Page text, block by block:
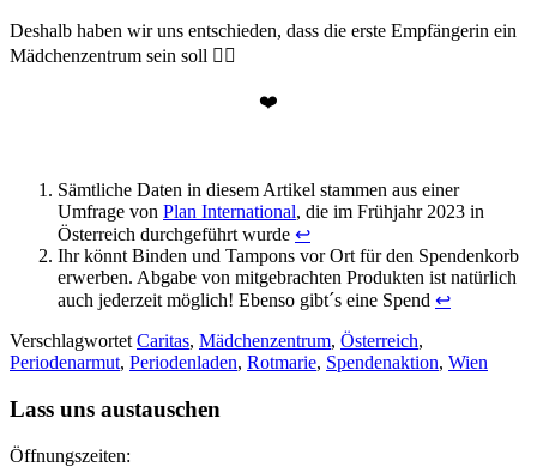
Deshalb haben wir uns entschieden, dass die erste Empfängerin ein
Mädchenzentrum sein soll 👇🏽
❤️
Sämtliche Daten in diesem Artikel stammen aus einer
Umfrage von Plan International, die im Frühjahr 2023 in
Österreich durchgeführt wurde ↩︎
Ihr könnt Binden und Tampons vor Ort für den Spendenkorb
erwerben. Abgabe von mitgebrachten Produkten ist natürlich
auch jederzeit möglich! Ebenso gibt´s eine Spend ↩︎
Verschlagwortet Caritas, Mädchenzentrum, Österreich,
Periodenarmut, Periodenladen, Rotmarie, Spendenaktion, Wien
Lass uns austauschen
Öffnungszeiten: